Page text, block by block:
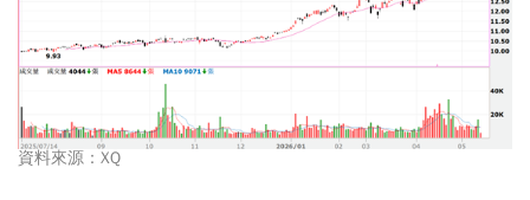
資料來源：XQ